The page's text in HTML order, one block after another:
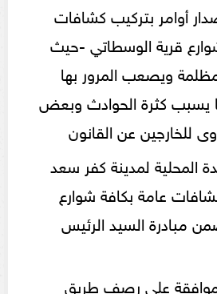
أوامر بتركيب كشافات
قرية الوسطاتي -حيث
ويصعب المرور بها
يسبب كثرة الحوادث وبعض
للخارجين عن القانون
المحلية لمدينة كفر سعد
عامة بكافة شوارع
مبادرة السيد الرئيس
على رصف طريق